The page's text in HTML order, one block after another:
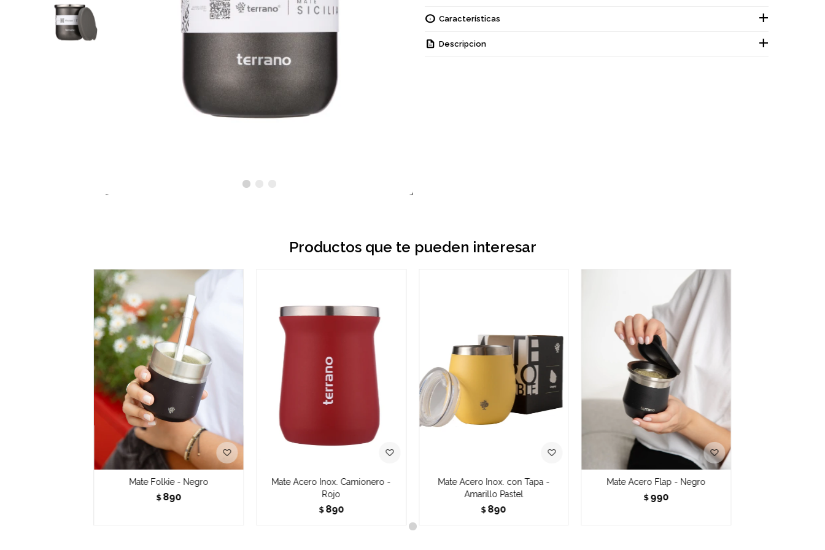
Características
Descripcion
Productos que te pueden interesar
Mate Folkie - Negro
$ 890
Mate Acero Inox. Camionero -
Rojo
$ 890
Mate Acero Inox. con Tapa -
Amarillo Pastel
$ 890
Mate Acero Flap - Negro
$ 990